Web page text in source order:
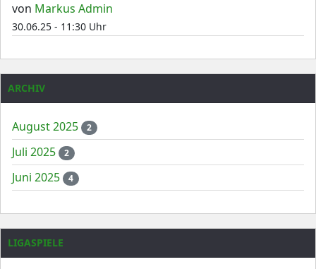
von Markus Admin
30.06.25 - 11:30 Uhr
ARCHIV
August 2025 2
Juli 2025 2
Juni 2025 4
LIGASPIELE